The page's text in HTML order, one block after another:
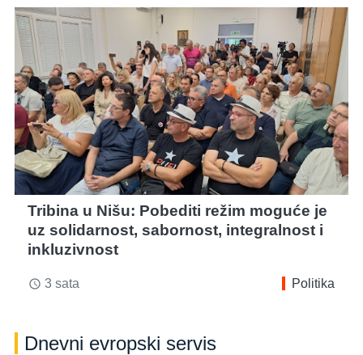
Tribina u Nišu: Pobediti režim moguće je
uz solidarnost, sabornost, integralnost i
inkluzivnost
access_time 3 sata Politika
Dnevni evropski servis